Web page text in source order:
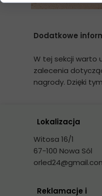
Dodatkowe
W tej sekcji warto
zalecenia
nagrody. Dzięki
Reklamacje i
Lokalizacja
Witosa 16/1
67-100 Nowa Sól